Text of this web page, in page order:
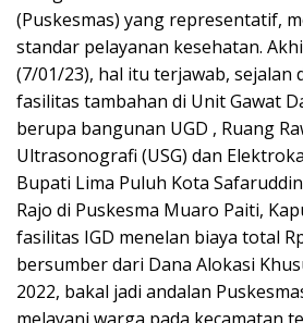
(Puskesmas) yang representatif,
standar pelayanan kesehatan.
(7/01/23), hal itu terjawab, sejalan
fasilitas tambahan di Unit Gawat
berupa bangunan UGD , Ruang
Ultrasonografi (USG) dan
Bupati Lima Puluh Kota
Rajo di Puskesma Muaro Paiti,
fasilitas IGD menelan biaya total
bersumber dari Dana Alokasi
2022, bakal jadi andalan